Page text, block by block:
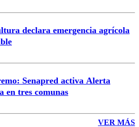
declara emergencia agrícola
Senapred activa Alerta
en tres comunas
VER MÁS